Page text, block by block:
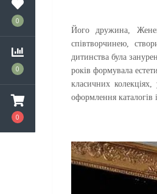
0
0
0
Його дружина,
співтворчинею,
дитинства була
років формувала
класичних
оформлення каталогів